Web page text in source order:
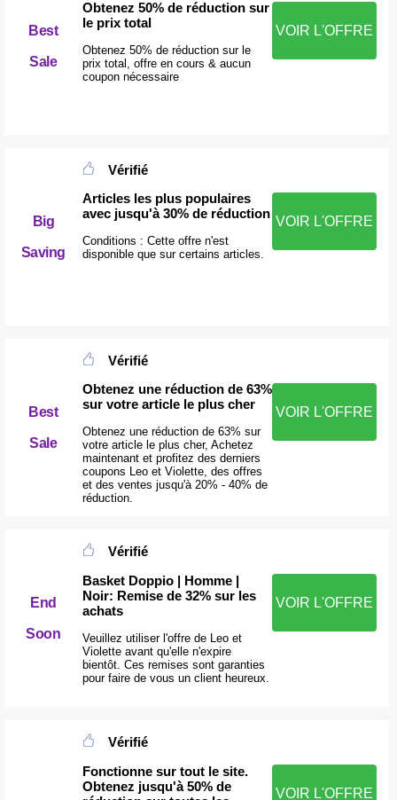
Best
Sale
Obtenez 50% de réduction sur
le prix total
Obtenez 50% de réduction sur le
prix total, offre en cours & aucun
coupon nécessaire
VOIR L'OFFRE
Big
Saving
Vérifié
Articles les plus populaires
avec jusqu'à 30% de réduction
Conditions : Cette offre n'est
disponible que sur certains articles.
VOIR L'OFFRE
Best
Sale
Vérifié
Obtenez une réduction de 63%
sur votre article le plus cher
Obtenez une réduction de 63% sur
votre article le plus cher, Achetez
maintenant et profitez des derniers
coupons Leo et Violette, des offres
et des ventes jusqu'à 20% - 40% de
réduction.
VOIR L'OFFRE
End
Soon
Vérifié
Basket Doppio | Homme |
Noir: Remise de 32% sur les
achats
Veuillez utiliser l'offre de Leo et
Violette avant qu'elle n'expire
bientôt. Ces remises sont garanties
pour faire de vous un client heureux.
VOIR L'OFFRE
Vérifié
Fonctionne sur tout le site.
Obtenez jusqu'à 50% de
VOIR L'OFFRE